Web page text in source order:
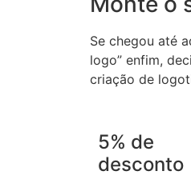
Se chegou até
logo” enfim,
criação de
5% de
desconto